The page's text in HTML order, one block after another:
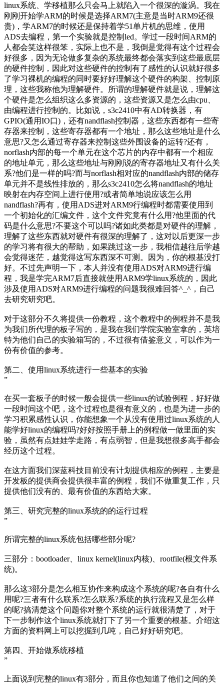
linux系统、学移植那么只会马上就陷入一个很深的漩涡。我在
刚刚开始学ARM的时候是选择ARM7(主意是当时ARM9还很
贵)，学ARM7的时候还是保持着学51单片机的思维，使用
ADS去编程，第一个实验就是控制led。学过一段时间ARM的
人都会笑这样很笨，实际上也不是，我倒是觉得有这个过程会
好很多，因为无论做多复杂的系统最终都会落实到这些最底层
的硬件控制，因此对这些硬件的控制有了感性的认识就好很多
了学习裸机的编程的同时要好好理解这个硬件的构架、控制原
理，这些我称他为理解硬件。所谓的理解硬件就是说，理解这
个硬件是怎么组织这么多资源的，这些资源又是怎么由cpu、
由编程进行控制的。比如说，s3c2410中有AD转换器，有
GPIO(通用IO口)，还有nandflash控制器，这些东西都有一些寄
存器来控制，这些寄存器都有一个地址，那么这些地址是什么
意思?又怎么通过寄存器来控制这些外围设备的运转?还有，
norflash内部的每一个单元在这个芯片的内存中都有一个相应
的地址单元，那么这些地址与刚刚说的寄存器地址又有什么关
系?他们是一样的吗?而与norflash相对应的nandflash内部的储存
单元并不是线性排放的，那么s3c2410怎么将nandflash的地址
映射在内存空间上进行使用?或者简单地说应该怎么用
nandflash?再有，使用ADS进对ARM9行编程时都需要使用到
一个初始化的汇编文件，这个文件究竟有什么用?他里面的代
码是什么意思?不要这个可以吗?诸如此类都是对硬件的理解，
理解了这些东西就对硬件有很深的理解了，这对以后更深一步
的学习将有很大的帮助，如果跳过这一步，我相信越往后学越
会觉得迷茫，越觉得这写东西深不可测。因为，你的根基没打
好。不过先声明一下，本人并没有使用ADS对ARM9进行编
程，我是学完ARM7后直接就使用ARM9学linux系统的，因此
涉及使用ADS对ARM9进行编程的问题我很难回答^_^，自己
去研究研究吧。
对于这部分不久将提供一份教程，这个教程中的例程并不是我
为我们所代理的板子写的，是我在我们学院实验室拿的，英培
特为他们自己的实验箱写的，不过很有借鉴意义，可以作为一
份有价值的参考。
第二、使用linux系统进行一些基本的实验
”
在买一套板子的时候一般会提供一些linux的试验例程，好好做
一段时间这个吧，这个过程也是很有意义的，也是为进一步的
学习积累感性认识，你能想象一个从没有使用过linux系统的人
能学好linux的编程吗?好好按照手册上的例程做一做里面的实
验，虽然有点娃娃学走路，有点弱智，但是我想很多高手都会
经历这个过程。
在这方面我们深蓝科技目前没有计划提供相应的例程，主要是
开发板的提供商会提供很丰富的例程，我们不做重复工作，只
提供他们没有的、最有价值的东西给大家。
第三、研究完整的linux系统的的运行过程
”
所谓完整的linux系统包括哪些部分呢?
三部分：bootloader、linux kernel(linux内核)、rootfile(根文件系
统)。
那么这3部分是怎么相互协作来构成这个系统的呢?各自有什么
用呢?三者有什么联系?怎么联系?系统的执行流程又是怎么样
的呢?搞清楚这个问题你对整个系统的运行就很清楚了，对于
下一步制作这个linux系统就打下了另一个重要的根基。介绍这
方面的资料网上可以挖掘到几吨，自己好好研究吧。
第四、开始做系统移植
”
上面说到完整的linux有3部分，而且你也知道了他们之间的关